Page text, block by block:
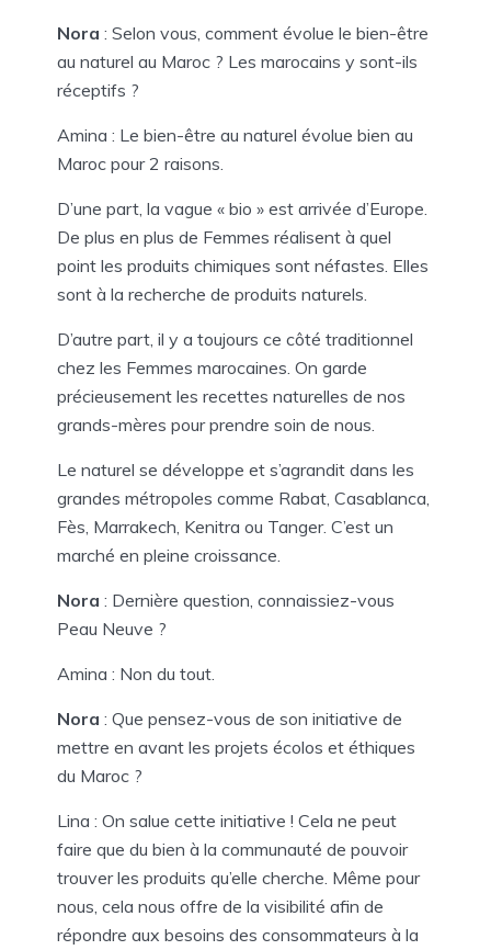
Nora : Selon vous, comment évolue le bien-être
au naturel au Maroc ? Les marocains y sont-ils
réceptifs ?
Amina : Le bien-être au naturel évolue bien au
Maroc pour 2 raisons.
D’une part, la vague « bio » est arrivée d’Europe.
De plus en plus de Femmes réalisent à quel
point les produits chimiques sont néfastes. Elles
sont à la recherche de produits naturels.
D’autre part, il y a toujours ce côté traditionnel
chez les Femmes marocaines. On garde
précieusement les recettes naturelles de nos
grands-mères pour prendre soin de nous.
Le naturel se développe et s’agrandit dans les
grandes métropoles comme Rabat, Casablanca,
Fès, Marrakech, Kenitra ou Tanger. C’est un
marché en pleine croissance.
Nora : Dernière question, connaissiez-vous
Peau Neuve ?
Amina : Non du tout.
Nora : Que pensez-vous de son initiative de
mettre en avant les projets écolos et éthiques
du Maroc ?
Lina : On salue cette initiative ! Cela ne peut
faire que du bien à la communauté de pouvoir
trouver les produits qu’elle cherche. Même pour
nous, cela nous offre de la visibilité afin de
répondre aux besoins des consommateurs à la